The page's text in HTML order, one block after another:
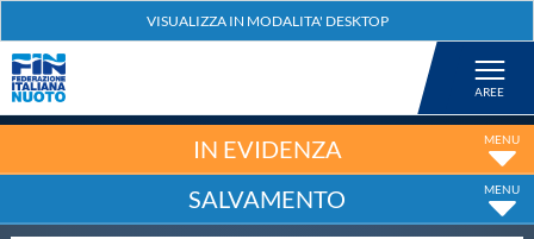
Nuoto
IN EVIDENZA
SALVAMENTO